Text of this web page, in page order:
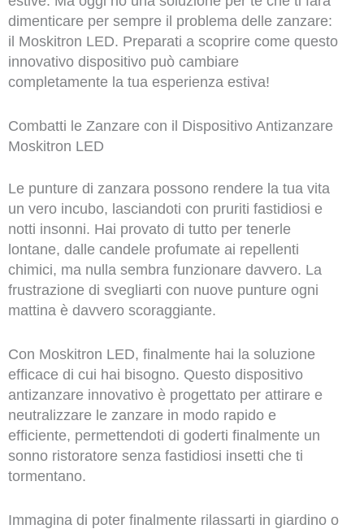
dimenticare per sempre il problema delle zanzare:
il Moskitron LED. Preparati a scoprire come questo
innovativo dispositivo può cambiare
completamente la tua esperienza estiva!
Combatti le Zanzare con il Dispositivo Antizanzare
Moskitron LED
Le punture di zanzara possono rendere la tua vita
un vero incubo, lasciandoti con pruriti fastidiosi e
notti insonni. Hai provato di tutto per tenerle
lontane, dalle candele profumate ai repellenti
chimici, ma nulla sembra funzionare davvero. La
frustrazione di svegliarti con nuove punture ogni
mattina è davvero scoraggiante.
Con Moskitron LED, finalmente hai la soluzione
efficace di cui hai bisogno. Questo dispositivo
antizanzare innovativo è progettato per attirare e
neutralizzare le zanzare in modo rapido e
efficiente, permettendoti di goderti finalmente un
sonno ristoratore senza fastidiosi insetti che ti
tormentano.
Immagina di poter finalmente rilassarti in giardino o